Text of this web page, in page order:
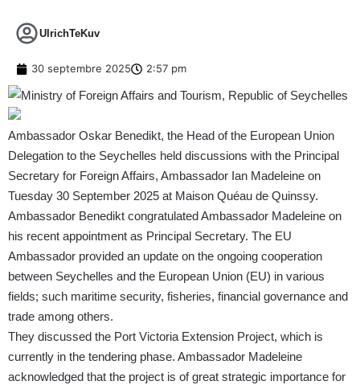
UlrichTeKuv
30 septembre 2025 2:57 pm
Ambassador Oskar Benedikt, the Head of the European Union
Delegation to the Seychelles held discussions with the Principal
Secretary for Foreign Affairs, Ambassador Ian Madeleine on
Tuesday 30 September 2025 at Maison Quéau de Quinssy.
Ambassador Benedikt congratulated Ambassador Madeleine on
his recent appointment as Principal Secretary. The EU
Ambassador provided an update on the ongoing cooperation
between Seychelles and the European Union (EU) in various
fields; such maritime security, fisheries, financial governance and
trade among others.
They discussed the Port Victoria Extension Project, which is
currently in the tendering phase. Ambassador Madeleine
acknowledged that the project is of great strategic importance for